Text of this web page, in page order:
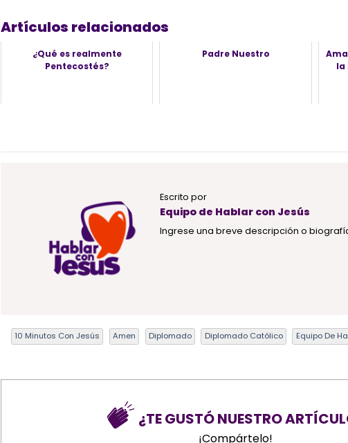
Artículos relacionados
¿Qué es realmente
Pentecostés?
Padre Nuestro
la
Escrito por
Equipo de Hablar con Jesús
Ingrese una breve descripción o
10 Minutos Con Jesús Amen Diplomado Diplomado Católico Equipo De
¿TE GUSTÓ NUESTRO
¡Compártelo!